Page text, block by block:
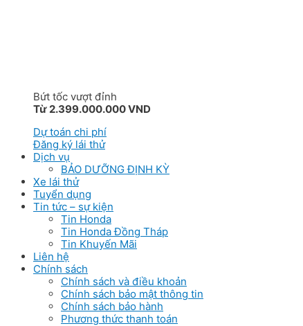
Bứt tốc vượt đỉnh
Từ 2.399.000.000 VND
Dự toán chi phí
Đăng ký lái thử
Dịch vụ
BẢO DƯỠNG ĐỊNH KỲ
Xe lái thử
Tuyển dụng
Tin tức – sự kiện
Tin Honda
Tin Honda Đồng Tháp
Tin Khuyến Mãi
Liên hệ
Chính sách
Chính sách và điều khoản
Chính sách bảo mật thông tin
Chính sách bảo hành
Phương thức thanh toán